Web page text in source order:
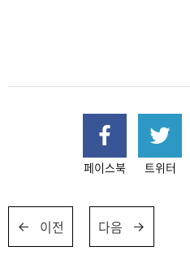
페이스북 트위터
이전 다음